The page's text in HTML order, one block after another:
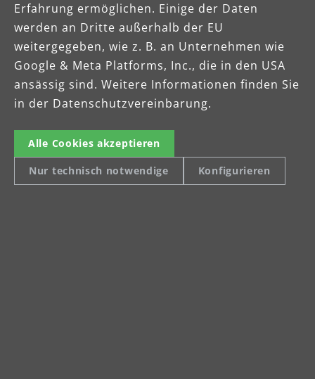
Celsiusstraße 20
04420 Markranstädt
Telefon: +49 (0) 34205 9 27 94 00
info@menzer-tools.com
Impressum
Erfahrung ermöglichen. Einige der Daten
werden an Dritte außerhalb der EU
weitergegeben, wie z. B. an Unternehmen wie
Google & Meta Platforms, Inc., die in den USA
ansässig sind. Weitere Informationen finden Sie
in der Datenschutzvereinbarung.
Alle Cookies akzeptieren
Nur technisch notwendige Konfigurieren